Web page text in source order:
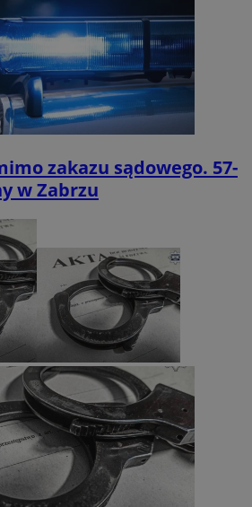
zakazu sądowego. 57-
w Zabrzu